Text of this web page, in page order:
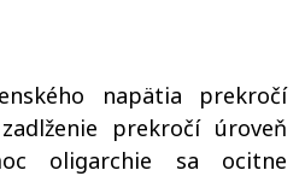
napätia prekročí
prekročí úroveň
oligarchie sa ocitne